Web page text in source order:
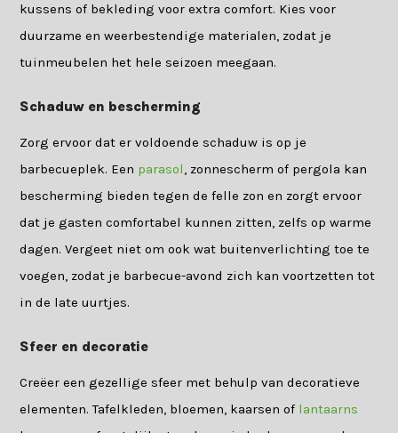
kussens of bekleding voor extra comfort. Kies voor
duurzame en weerbestendige materialen, zodat je
tuinmeubelen het hele seizoen meegaan.
Schaduw en bescherming
Zorg ervoor dat er voldoende schaduw is op je
barbecueplek. Een parasol, zonnescherm of pergola kan
bescherming bieden tegen de felle zon en zorgt ervoor
dat je gasten comfortabel kunnen zitten, zelfs op warme
dagen. Vergeet niet om ook wat buitenverlichting toe te
voegen, zodat je barbecue-avond zich kan voortzetten tot
in de late uurtjes.
Sfeer en decoratie
Creëer een gezellige sfeer met behulp van decoratieve
elementen. Tafelkleden, bloemen, kaarsen of lantaarns